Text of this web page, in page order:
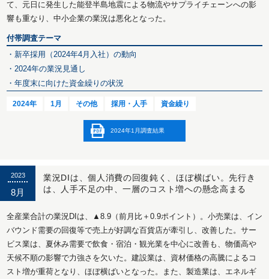
て、元日に発生した能登半島地震による物流やサプライチェーンへの影
響も重なり、中小企業の業況は悪化となった。
付帯調査テーマ
・新卒採用（2024年4月入社）の動向
・2024年の業況見通し
・年度末に向けた資金繰りの状況
2024年 1月 その他 採用・人手 資金繰り
2024年1月調査結果
2023
8月
業況DIは、個人消費の回復鈍く、ほぼ横ばい。先行き
は、人手不足の中、一層のコスト増への懸念高まる
全産業合計の業況DIは、▲8.9（前月比＋0.9ポイント）。小売業は、イン
バウンド需要の回復等で売上が好調な百貨店が牽引し、改善した。サー
ビス業は、夏休み需要で飲食・宿泊・観光業を中心に改善も、物価高や
天候不順の影響で力強さを欠いた。建設業は、資材価格の高騰によるコ
スト増が重荷となり、ほぼ横ばいとなった。また、製造業は、エネルギ